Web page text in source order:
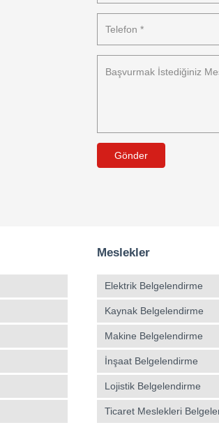
Gönder
Meslekler
Elektrik Belgelendirme
Kaynak Belgelendirme
Makine Belgelendirme
İnşaat Belgelendirme
Lojistik Belgelendirme
Ticaret Meslekleri